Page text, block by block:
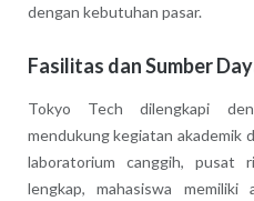
dengan kebutuhan pasar.
Fasilitas dan Sumber
Tokyo Tech dilengkapi
mendukung kegiatan akademik
laboratorium canggih, pusat
lengkap, mahasiswa